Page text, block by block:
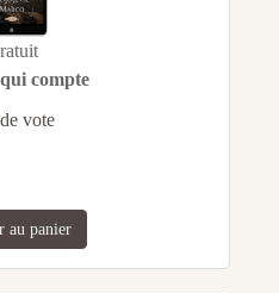
compte
vote
au panier